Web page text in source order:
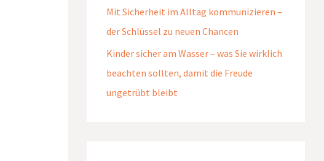
Mit Sicherheit im Alltag kommunizieren –
der Schlüssel zu neuen Chancen
Kinder sicher am Wasser – was Sie wirklich
beachten sollten, damit die Freude
ungetrübt bleibt